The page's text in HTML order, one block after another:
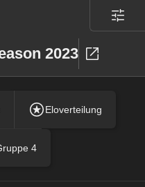
2023
Eloverteilung
4